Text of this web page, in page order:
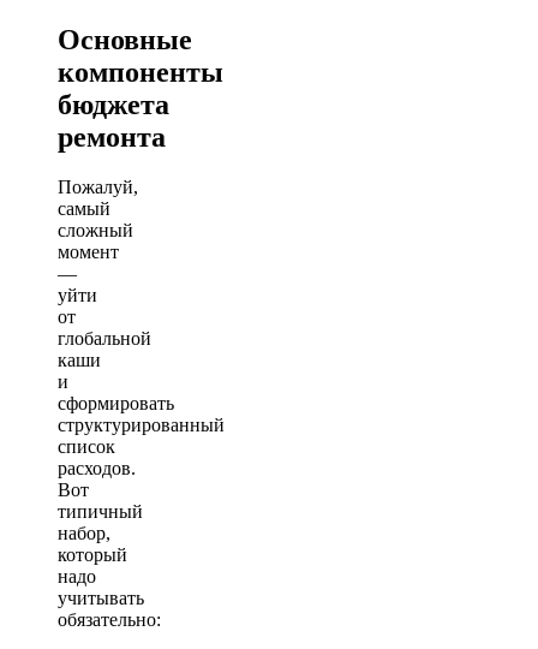
Основные
компоненты
бюджета
ремонта
Пожалуй,
самый
сложный
момент
—
уйти
от
глобальной
каши
и
сформировать
структурированный
список
расходов.
Вот
типичный
набор,
который
надо
учитывать
обязательно: